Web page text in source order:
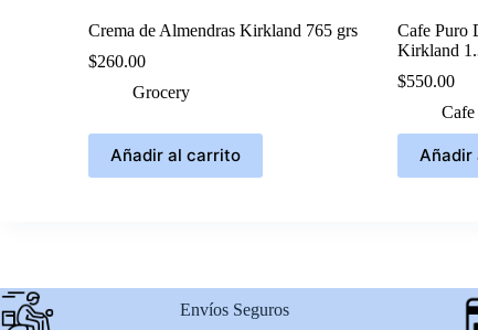
Crema de Almendras Kirkland 765 grs
$260.00
Grocery
Añadir al carrito
Cafe Puro
Kirkland
$550.00
Añadir
Envíos Seguros